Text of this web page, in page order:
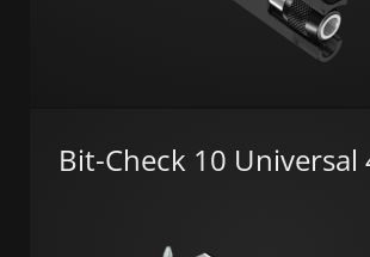
Bit-Check 10 Universal